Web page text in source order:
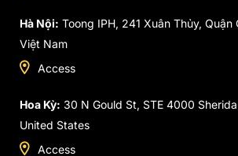
Hà Nội: Toong IPH, 241 Xuân Thủy, Quận
Việt Nam
Access
Hoa Kỳ: 30 N Gould St, STE 4000
United States
Access